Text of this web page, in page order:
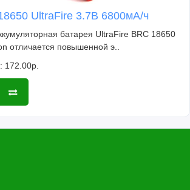
UltraFire 3.7В 6800мА/ч
батарея UltraFire BRC 18650
отличается повышенной э..
172.00р.